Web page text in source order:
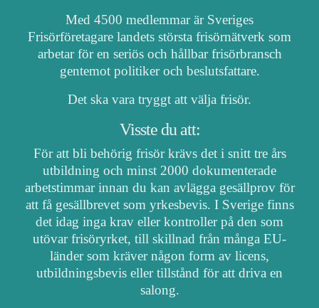
Med 4500 medlemmar är Sveriges
Frisörföretagare landets största frisörnätverk som
arbetar för en seriös och hållbar frisörbransch
gentemot politiker och beslutsfattare.
Det ska vara tryggt att välja frisör.
Visste du att:
För att bli behörig frisör krävs det i snitt tre års
utbildning och minst 2000 dokumenterade
arbetstimmar innan du kan avlägga gesällprov för
att få gesällbrevet som yrkesbevis. I Sverige finns
det idag inga krav eller kontroller på den som
utövar frisöryrket, till skillnad från många EU-
länder som kräver någon form av licens,
utbildningsbevis eller tillstånd för att driva en
salong.